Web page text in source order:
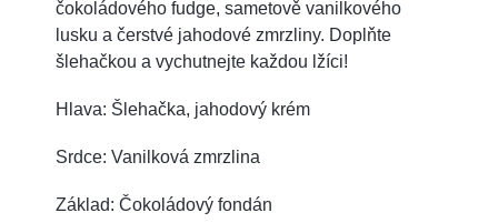
čokoládového fudge, sametově vanilkového
lusku a čerstvé jahodové zmrzliny. Doplňte
šlehačkou a vychutnejte každou lžíci!
Hlava: Šlehačka, jahodový krém
Srdce: Vanilková zmrzlina
Základ: Čokoládový fondán